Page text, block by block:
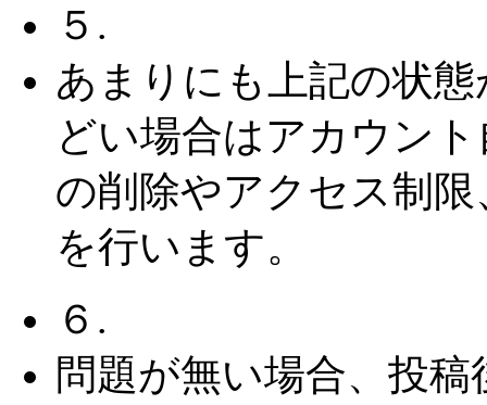
５.
あまりにも上記の状態
どい場合はアカウント
の削除やアクセス制限
を行います。
６.
問題が無い場合、投稿